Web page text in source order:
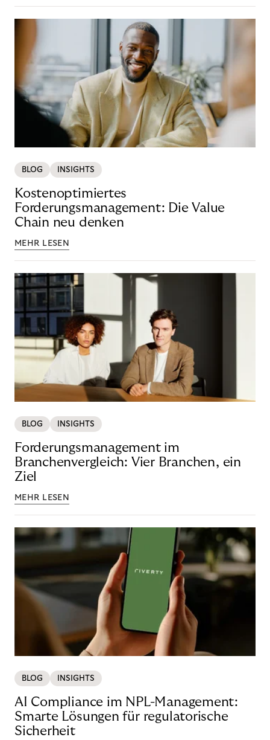
BLOG INSIGHTS
Kostenoptimiertes
Forderungsmanagement: Die Value
Chain neu denken
MEHR LESEN
BLOG INSIGHTS
Forderungsmanagement im
Branchenvergleich: Vier Branchen, ein
Ziel
MEHR LESEN
BLOG INSIGHTS
AI Compliance im NPL-Management:
Smarte Lösungen für regulatorische
Sicherheit